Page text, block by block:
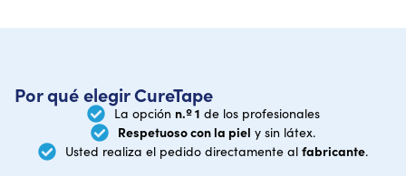
Por qué elegir CureTape
La opción n.º 1 de los profesionales
Respetuoso con la piel y sin látex.
Usted realiza el pedido directamente al fabricante.